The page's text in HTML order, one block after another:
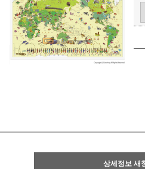
상세정보 새